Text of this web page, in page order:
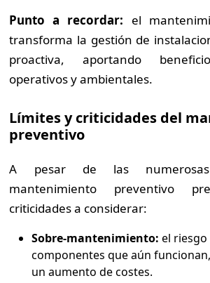
Punto a recordar: el
transforma la gestión de
proactiva, aportando
operativos y ambientales.
Límites y criticidades del
preventivo
A pesar de las
mantenimiento preventivo
criticidades a considerar:
Sobre-mantenimiento: el
componentes que aún
un aumento de costes.